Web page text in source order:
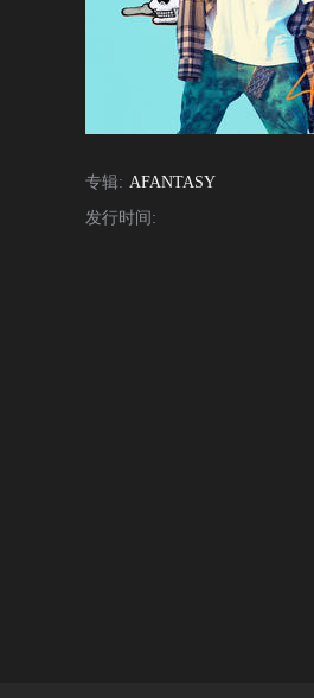
专辑: AFANTASY
发行时间: